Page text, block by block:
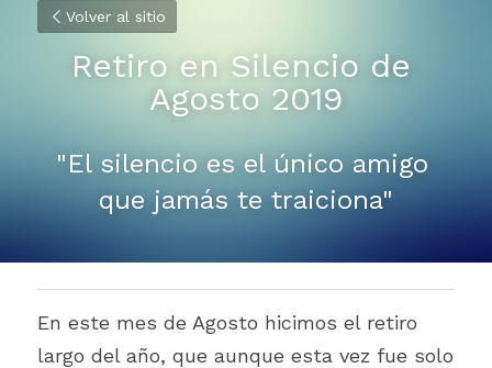
Volver al sitio
Retiro en Silencio de
Agosto 2019
"El silencio es el único amigo
que jamás te traiciona"
En este mes de Agosto hicimos el retiro
largo del año, que aunque esta vez fue solo